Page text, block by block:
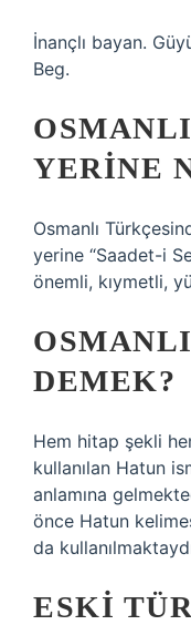
İnançlı bayan.
Beg.
YERINE
Osmanlı
yerine “Saadet-i
önemli, kıymetli,
DEMEK?
Hem hitap şekli
kullanılan Hatun
anlamına
önce Hatun
da
ESKI